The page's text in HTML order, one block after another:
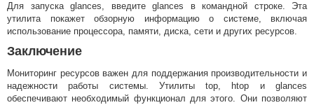
Для запуска glances, введите glances в командной строке. Эта
утилита покажет обзорную информацию о системе, включая
использование процессора, памяти, диска, сети и других ресурсов.
Заключение
Мониторинг ресурсов важен для поддержания производительности и
надежности работы системы. Утилиты top, htop и glances
обеспечивают необходимый функционал для этого. Они позволяют